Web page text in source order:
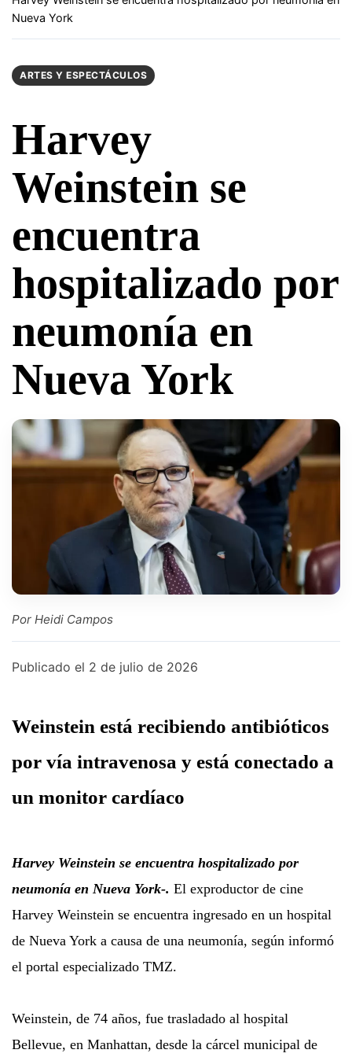
Nueva York
ARTES Y ESPECTÁCULOS
Harvey
Weinstein se
encuentra
hospitalizado por
neumonía en
Nueva York
Por Heidi Campos
Publicado el 2 de julio de 2026
Weinstein está recibiendo antibióticos
por vía intravenosa y está conectado a
un monitor cardíaco
Harvey Weinstein se encuentra hospitalizado por
neumonía en Nueva York-. El exproductor de cine
Harvey Weinstein se encuentra ingresado en un hospital
de Nueva York a causa de una neumonía, según informó
el portal especializado TMZ.
Weinstein, de 74 años, fue trasladado al hospital
Bellevue, en Manhattan, desde la cárcel municipal de